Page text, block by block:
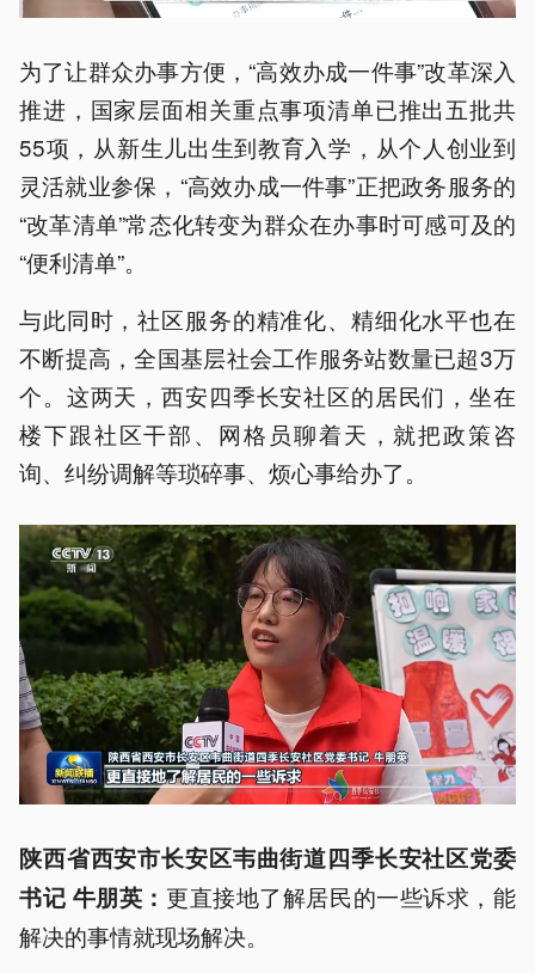
为了让群众办事方便，“高效办成一件事”改革深入
推进，国家层面相关重点事项清单已推出五批共
55项，从新生儿出生到教育入学，从个人创业到
灵活就业参保，“高效办成一件事”正把政务服务的
“改革清单”常态化转变为群众在办事时可感可及的
“便利清单”。
与此同时，社区服务的精准化、精细化水平也在
不断提高，全国基层社会工作服务站数量已超3万
个。这两天，西安四季长安社区的居民们，坐在
楼下跟社区干部、网格员聊着天，就把政策咨
询、纠纷调解等琐碎事、烦心事给办了。
陕西省西安市长安区韦曲街道四季长安社区党委
书记 牛朋英 ： 更直接地了解居民的一些诉求，能
解决的事情就现场解决。